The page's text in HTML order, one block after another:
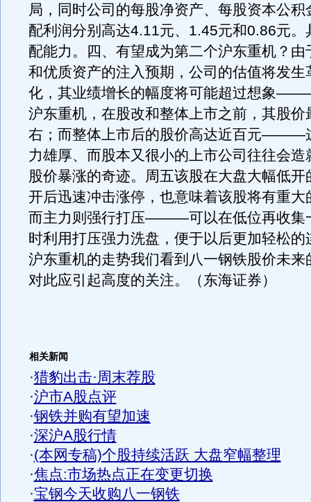
局，同时公司的每股净资产、每股资本公积
配利润分别高达4.11元、1.45元和0.86元。
配能力。四、有望成为第二个沪东重机？由
和优质资产的注入预期，公司的估值将发生
化，其业绩增长的幅度将可能超过想象
沪东重机，在股改和整体上市之前，其股价
右；而整体上市后的股价高达近百元———
力雄厚、而股本又很小的上市公司往往会造
股价暴涨的奇迹。周五该股在大盘大幅低开
开后迅速冲击涨停，也意味着该股将有重大
而主力则强行打压———可以在低位再收集
时利用打压强力洗盘，便于以后更加轻松的
沪东重机的走势我们看到八一钢铁股价未来
对此应引起高度的关注。（东海证券）
相关新闻
·猎豹出击·周末荐股
·沪市A股点评
·钢铁并购有望加速
·深沪A股行情
·(本网专稿)个股持续活跃 大盘窄幅整理
·焦点:市场热点正在变更切换
·宝钢今天收购八一钢铁